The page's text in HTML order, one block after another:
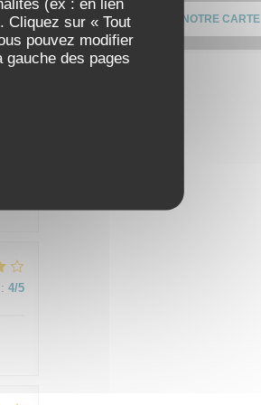
Cliquez sur « Tout
pouvez modifier
des pages
4/5
: 4/5
DÉCOUVRIR NOTRE CARTE